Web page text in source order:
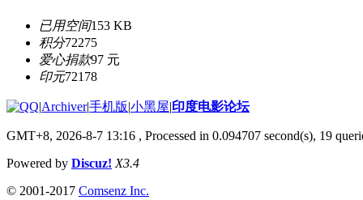
已用空间153 KB
积分72275
爱心捐款97 元
印元72178
|Archiver|手机版|小黑屋|印度电影论坛
GMT+8, 2026-8-7 13:16 , Processed in 0.094707 second(s), 19
Powered by Discuz! X3.4
© 2001-2017 Comsenz Inc.